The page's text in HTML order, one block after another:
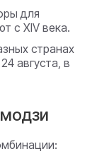
для
с XIV века.
странах
августа, в